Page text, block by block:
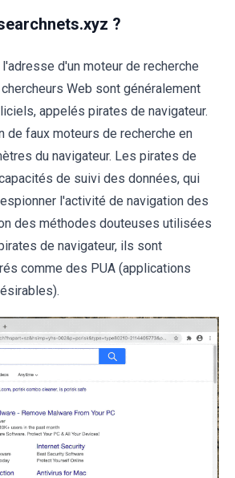
?
d'un moteur de recherche
Web sont généralement
appelés pirates de navigateur.
de faux moteurs de recherche en
du navigateur. Les pirates de
de suivi des données, qui
l'activité de navigation des
des méthodes douteuses utilisées
de navigateur, ils sont
comme des PUA (applications